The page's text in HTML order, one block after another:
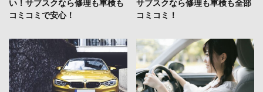
い！サブスクなら修理も車検も
コミコミで安心！
サブスクなら修理も車検も全部
コミコミ！